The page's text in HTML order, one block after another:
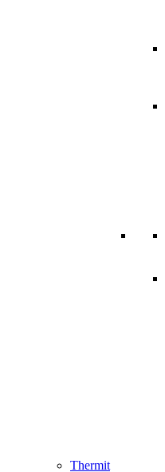
Thermit